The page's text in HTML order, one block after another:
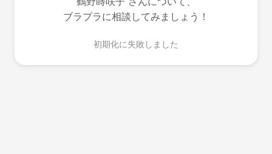
ブラプラに相談してみましょう！
初期化に失敗しました